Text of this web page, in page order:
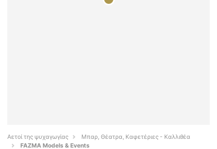
Αετοί της ψυχαγωγίας
Μπαρ, Θέατρα, Καφετέριες - Καλλιθέα
FAZMA Models & Events